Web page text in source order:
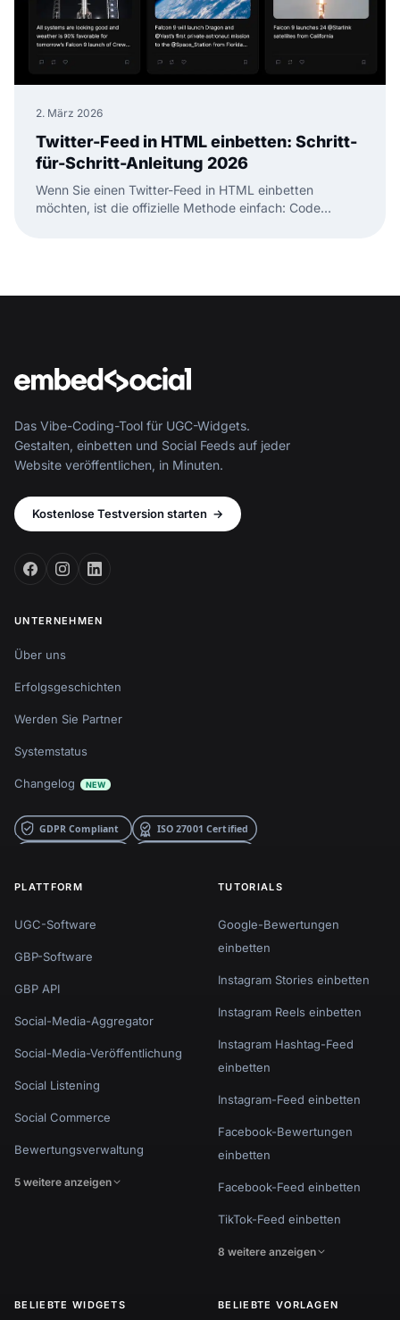
2. März 2026
Twitter-Feed in HTML einbetten: Schritt-
für-Schritt-Anleitung 2026
Wenn Sie einen Twitter-Feed in HTML einbetten
möchten, ist die offizielle Methode einfach: Code
Das Vibe-Coding-Tool für UGC-Widgets.
Gestalten, einbetten und Social Feeds auf jeder
Website veröffentlichen, in Minuten.
Kostenlose Testversion starten →
UNTERNEHMEN
Über uns
Erfolgsgeschichten
Werden Sie Partner
Systemstatus
Changelog NEW
PLATTFORM
UGC-Software
GBP-Software
GBP API
Social-Media-Aggregator
Social-Media-Veröffentlichung
Social Listening
Social Commerce
Bewertungsverwaltung
5 weitere anzeigen
TUTORIALS
Google-Bewertungen
einbetten
Instagram Stories einbetten
Instagram Reels einbetten
Instagram Hashtag-Feed
einbetten
Instagram-Feed einbetten
Facebook-Bewertungen
einbetten
Facebook-Feed einbetten
TikTok-Feed einbetten
8 weitere anzeigen
BELIEBTE WIDGETS BELIEBTE VORLAGEN